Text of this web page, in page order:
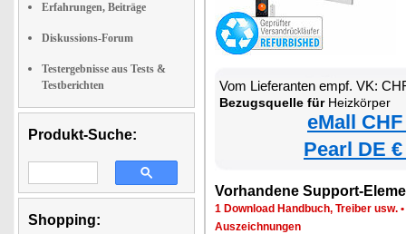
Erfahrungen, Beiträge
Diskussions-Forum
Testergebnisse aus Tests &
Testberichten
Produkt-Suche:
Shopping:
Vom Lieferanten empf. VK:
Bezugsquelle fürHeizkörper
eMall
Pearl DE
Vorhandene Support-
1 Download Handbuch, Treiber usw. •
Auszeichnungen